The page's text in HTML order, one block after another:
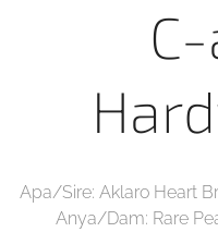
Apa/Sire: Aklaro Heart
Anya/Dam: Rare